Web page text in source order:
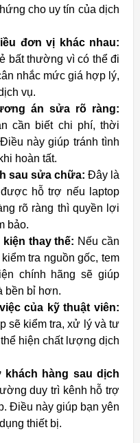
cho uy tín của dịch
đơn vị khác nhau:
bất thường vì có thể đi
nhắc mức giá hợp lý,
vụ.
án sửa rõ ràng:
cần biết chi phí, thời
này giúp tránh tình
hoàn tất.
sau sửa chữa: Đây là
hỗ trợ nếu laptop
rõ ràng thì quyền lợi
bảo.
thay thế: Nếu cần
tra nguồn gốc, tem
chính hãng sẽ giúp
bền bỉ hơn.
của kỹ thuật viên:
sẽ kiểm tra, xử lý và tư
hiện chất lượng dịch
hàng sau dịch
duy trì kênh hỗ trợ
Điều này giúp bạn yên
thiết bị.